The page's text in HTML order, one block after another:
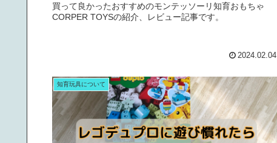
買って良かったおすすめのモンテッソーリ知育おもちゃ
CORPER TOYSの紹介、レビュー記事です。
2024.02.04
知育玩具について